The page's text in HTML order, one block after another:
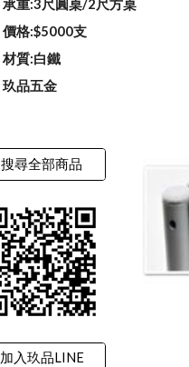
承重:3尺圓桌/2尺方桌
價格:$5000支
材質:白鐵
玖品五金
搜尋全部商品
加入玖品LINE